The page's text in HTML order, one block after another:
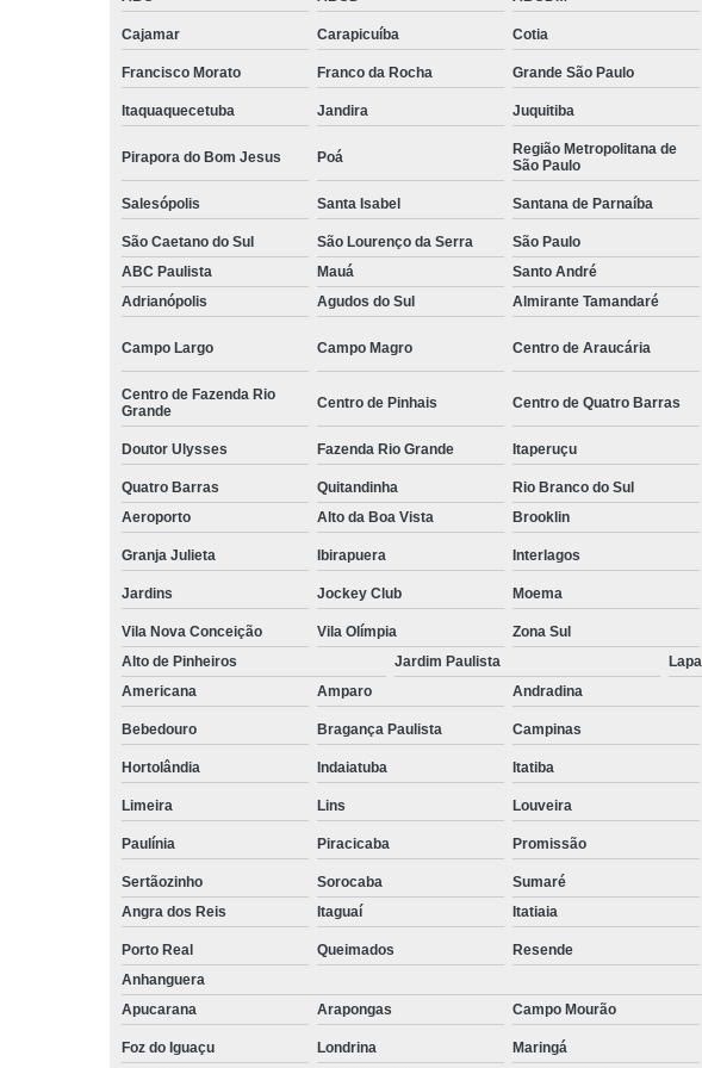
zeladoria
Serviços
terceirizados de
ajudante
Serviços
conferente
Terceirização de
almoxarifes
Terceirização de
descargas
Terceirização de
Terceirização de
empilhadeiras
Terceirização de
Terceirização de
facilities
Terceirização de
limpezas
Terceirização de
movimentação
de cargas
serviço
Terceirizações
de mão de obra
Cajamar Carapicuíba Cotia
Francisco Morato Franco da Rocha Grande São Paulo
Itaquaquecetuba Jandira Juquitiba
Pirapora do Bom Jesus Poá
Região Metropolitana de
São Paulo
Salesópolis Santa Isabel Santana de Parnaíba
São Caetano do Sul São Lourenço da Serra São Paulo
ABC Paulista
Mauá Santo André
Adrianópolis
Agudos do Sul Almirante Tamandaré
Campo Largo Campo Magro Centro de Araucária
Centro de Fazenda Rio
Grande
Centro de Pinhais Centro de Quatro Barras
Doutor Ulysses Fazenda Rio Grande Itaperuçu
Quatro Barras Quitandinha Rio Branco do Sul
Aeroporto
Alto da Boa Vista Brooklin
Granja Julieta Ibirapuera Interlagos
Jardins Jockey Club Moema
Vila Nova Conceição Vila Olímpia Zona Sul
Alto de Pinheiros
Jardim Paulista Lapa
Americana
Amparo Andradina
Bebedouro Bragança Paulista Campinas
Hortolândia Indaiatuba Itatiba
Limeira Lins Louveira
Paulínia Piracicaba Promissão
Sertãozinho Sorocaba Sumaré
Angra dos Reis
Itaguaí Itatiaia
Porto Real Queimados Resende
Anhanguera
Apucarana
Arapongas Campo Mourão
Foz do Iguaçu Londrina Maringá